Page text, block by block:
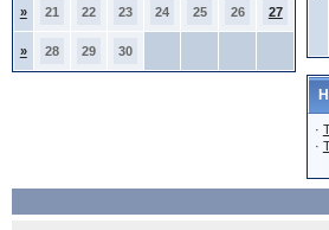
» 21 22 23 24 25 26 27
» 28 29 30
·
·